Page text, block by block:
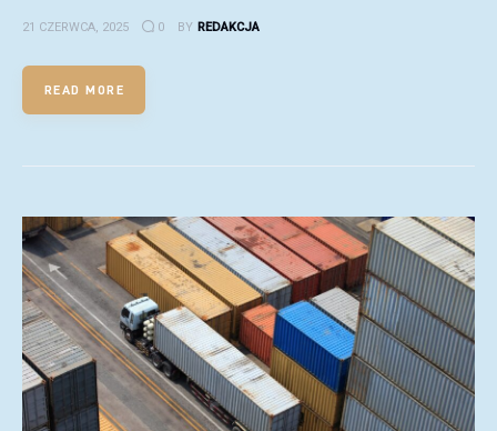
21 CZERWCA, 2025 0 BY REDAKCJA
READ MORE